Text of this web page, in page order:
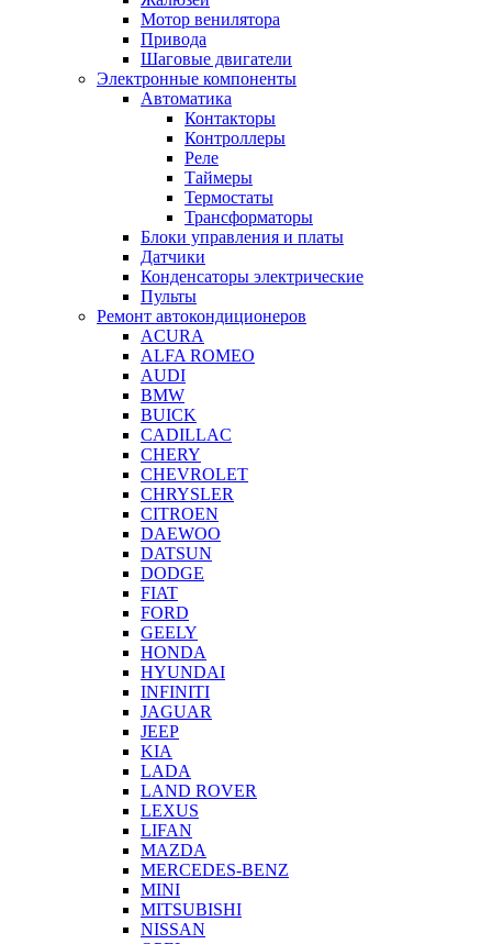
Мотор венилятора
Привода
Шаговые двигатели
Электронные компоненты
Автоматика
Контакторы
Контроллеры
Реле
Таймеры
Термостаты
Трансформаторы
Блоки управления и платы
Датчики
Конденсаторы электрические
Пульты
Ремонт автокондиционеров
ACURA
ALFA ROMEO
AUDI
BMW
BUICK
CADILLAC
CHERY
CHEVROLET
CHRYSLER
CITROEN
DAEWOO
DATSUN
DODGE
FIAT
FORD
GEELY
HONDA
HYUNDAI
INFINITI
JAGUAR
JEEP
KIA
LADA
LAND ROVER
LEXUS
LIFAN
MAZDA
MERCEDES-BENZ
MINI
MITSUBISHI
NISSAN